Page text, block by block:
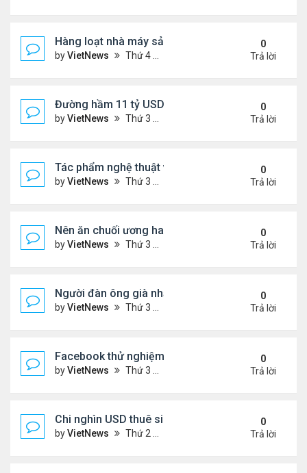
Hàng loạt nhà máy sản xuất thiết bị Apple ngừng
byVietNews Thứ 4 Tháng 4 13, 2022 4:14 pm
0
Trả lời
Đường hầm 11 tỷ USD nối Scandinavia và Địa
byVietNews Thứ 3 Tháng 4 12, 2022 5:50 pm
0
Trả lời
Tác phẩm nghệ thuật vô hình giá hơn 1 triệu USD
byVietNews Thứ 3 Tháng 4 12, 2022 5:44 pm
0
Trả lời
Nên ăn chuối ương hay chín vàng?
byVietNews Thứ 3 Tháng 4 12, 2022 4:35 pm
0
Trả lời
Người đàn ông già nhất thế giới ăn gì mỗi ngày?
byVietNews Thứ 3 Tháng 4 12, 2022 4:24 pm
0
Trả lời
Facebook thử nghiệm kiếm tiền trong metaverse
byVietNews Thứ 3 Tháng 4 12, 2022 4:22 pm
0
Trả lời
Chi nghìn USD thuê siêu xe để về quê dịp lễ
byVietNews Thứ 2 Tháng 4 11, 2022 5:00 pm
0
Trả lời